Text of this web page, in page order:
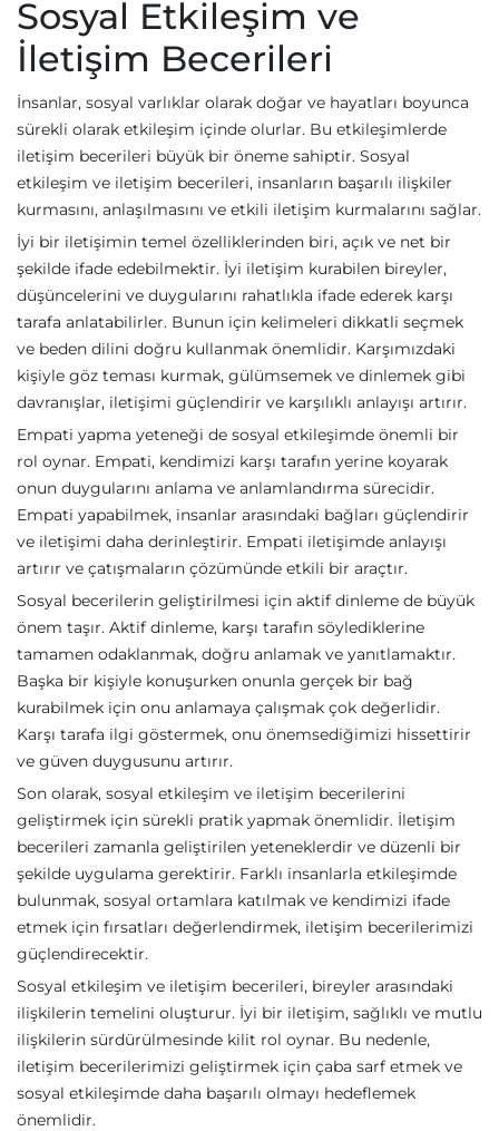
Sosyal Etkileşim ve
İletişim Becerileri
İnsanlar, sosyal varlıklar olarak doğar ve hayatları boyunca
sürekli olarak etkileşim içinde olurlar. Bu etkileşimlerde
iletişim becerileri büyük bir öneme sahiptir. Sosyal
etkileşim ve iletişim becerileri, insanların başarılı ilişkiler
kurmasını, anlaşılmasını ve etkili iletişim kurmalarını sağlar.
İyi bir iletişimin temel özelliklerinden biri, açık ve net bir
şekilde ifade edebilmektir. İyi iletişim kurabilen bireyler,
düşüncelerini ve duygularını rahatlıkla ifade ederek karşı
tarafa anlatabilirler. Bunun için kelimeleri dikkatli seçmek
ve beden dilini doğru kullanmak önemlidir. Karşımızdaki
kişiyle göz teması kurmak, gülümsemek ve dinlemek gibi
davranışlar, iletişimi güçlendirir ve karşılıklı anlayışı artırır.
Empati yapma yeteneği de sosyal etkileşimde önemli bir
rol oynar. Empati, kendimizi karşı tarafın yerine koyarak
onun duygularını anlama ve anlamlandırma sürecidir.
Empati yapabilmek, insanlar arasındaki bağları güçlendirir
ve iletişimi daha derinleştirir. Empati iletişimde anlayışı
artırır ve çatışmaların çözümünde etkili bir araçtır.
Sosyal becerilerin geliştirilmesi için aktif dinleme de büyük
önem taşır. Aktif dinleme, karşı tarafın söylediklerine
tamamen odaklanmak, doğru anlamak ve yanıtlamaktır.
Başka bir kişiyle konuşurken onunla gerçek bir bağ
kurabilmek için onu anlamaya çalışmak çok değerlidir.
Karşı tarafa ilgi göstermek, onu önemsediğimizi hissettirir
ve güven duygusunu artırır.
Son olarak, sosyal etkileşim ve iletişim becerilerini
geliştirmek için sürekli pratik yapmak önemlidir. İletişim
becerileri zamanla geliştirilen yeteneklerdir ve düzenli bir
şekilde uygulama gerektirir. Farklı insanlarla etkileşimde
bulunmak, sosyal ortamlara katılmak ve kendimizi ifade
etmek için fırsatları değerlendirmek, iletişim becerilerimizi
güçlendirecektir.
Sosyal etkileşim ve iletişim becerileri, bireyler arasındaki
ilişkilerin temelini oluşturur. İyi bir iletişim, sağlıklı ve mutlu
ilişkilerin sürdürülmesinde kilit rol oynar. Bu nedenle,
iletişim becerilerimizi geliştirmek için çaba sarf etmek ve
sosyal etkileşimde daha başarılı olmayı hedeflemek
önemlidir.